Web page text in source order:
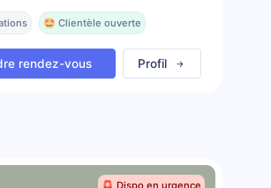
🤩 Clientèle ouverte
rendez-vous Profil
🚨 Dispo en urgence